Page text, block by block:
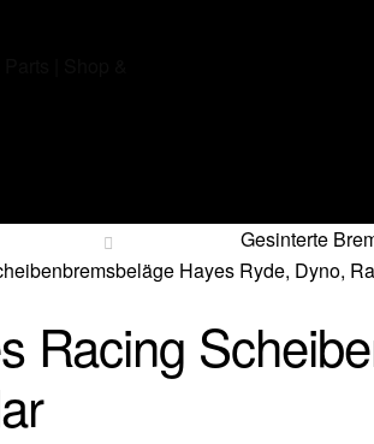
Gesinterte
Hayes Ryde, Dyno,
Racing